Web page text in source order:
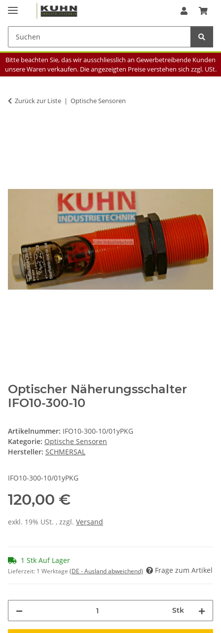
Bitte beachten Sie, das wir ausschliesslich an Gewerbetreibende Kunden
unsere Waren verkaufen. Die angezeigten Preise verstehen sich zzgl. USt.
Zurück zur Liste Optische Sensoren
Optischer Näherungsschalter
IFO10-300-10
Artikelnummer: IFO10-300-10/01yPKG
Kategorie: Optische Sensoren
Hersteller: SCHMERSAL
IFO10-300-10/01yPKG
120,00 €
exkl. 19% USt. , zzgl. Versand
1 Stk Auf Lager
Lieferzeit: 1 Werktage (DE - Ausland abweichend) Frage zum Artikel
Stk